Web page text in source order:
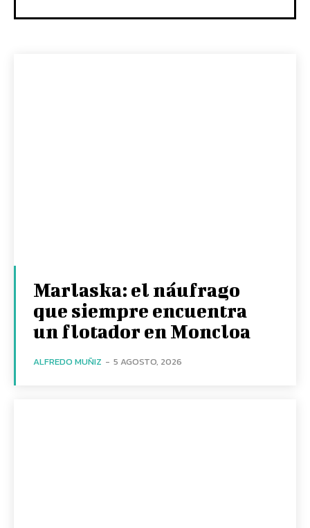
Marlaska: el náufrago
que siempre encuentra
un flotador en Moncloa
ALFREDO MUÑIZ - 5 AGOSTO, 2026